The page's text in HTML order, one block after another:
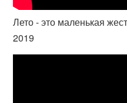
Лето - это маленькая
2019